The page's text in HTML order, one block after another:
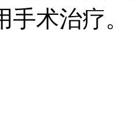
术治疗。